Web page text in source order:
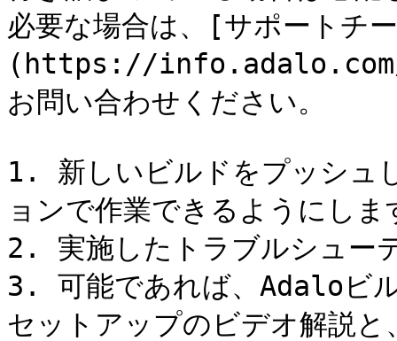
必要な場合は、[サポートチ
(https://
お問い合わせください。
1. 新しいビルドをプッシュ
ョンで作業できるようにしま
2. 実施したトラブルシュー
3. 可能であれば、Adaloビ
セットアップのビデオ解説